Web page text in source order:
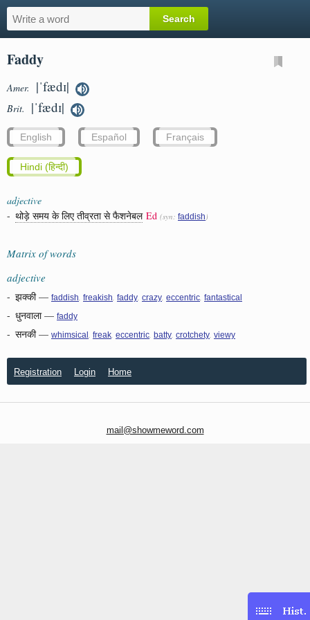
Faddy
Amer. |ˈfædɪ|
Brit. |ˈfædɪ|
English Español Français
Hindi (हिन्दी)
adjective
- थोड़े समय के लिए तीव्रता से फैशनेबल Ed (syn: faddish )
Matrix of words
adjective
- झक्की— faddish freakish faddy crazy eccentric fantastical
- धुनवाला— faddy
- सनकी— whimsical freak eccentric batty crotchety viewy
Registration Login Home
mail@showmeword.com